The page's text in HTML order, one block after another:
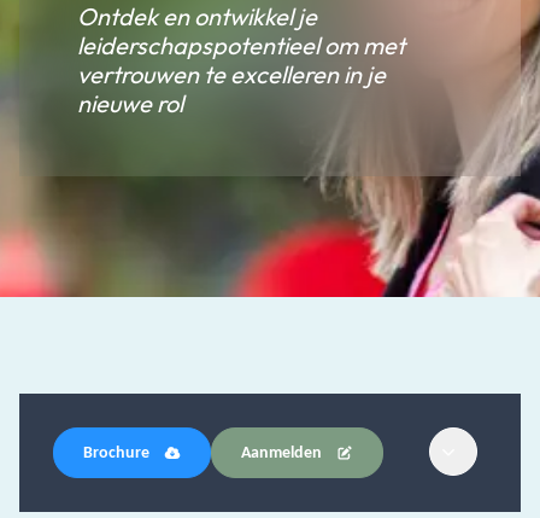
Ontdek en ontwikkel je
leiderschapspotentieel om met
vertrouwen te excelleren in je
nieuwe rol
Brochure Aanmelden